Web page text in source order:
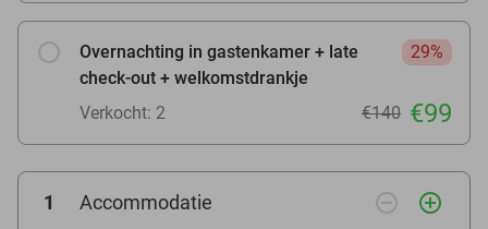
Overnachting in gastenkamer + late
check-out + welkomstdrankje
29%
Verkocht: 2 €140 €99
1 Accommodatie remove_circle_outline add_circle_outline